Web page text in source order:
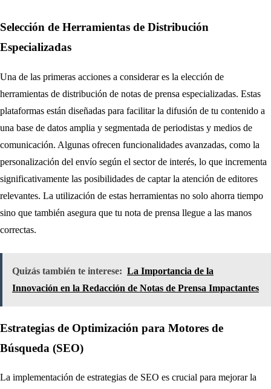
Selección de Herramientas de Distribución
Especializadas
Una de las primeras acciones a considerar es la elección de
herramientas de distribución de notas de prensa especializadas. Estas
plataformas están diseñadas para facilitar la difusión de tu contenido a
una base de datos amplia y segmentada de periodistas y medios de
comunicación. Algunas ofrecen funcionalidades avanzadas, como la
personalización del envío según el sector de interés, lo que incrementa
significativamente las posibilidades de captar la atención de editores
relevantes. La utilización de estas herramientas no solo ahorra tiempo
sino que también asegura que tu nota de prensa llegue a las manos
correctas.
Quizás también te interese: La Importancia de la
Innovación en la Redacción de Notas de Prensa Impactantes
Estrategias de Optimización para Motores de
Búsqueda (SEO)
La implementación de estrategias de SEO es crucial para mejorar la